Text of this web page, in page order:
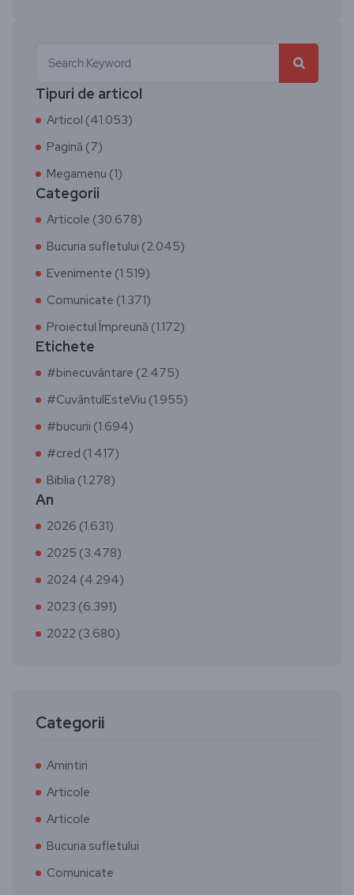
Tipuri de articol
Articol (41.053)
Pagină (7)
Megamenu (1)
Categorii
Articole (30.678)
Bucuria sufletului (2.045)
Evenimente (1.519)
Comunicate (1.371)
Proiectul Împreună (1.172)
Etichete
#binecuvântare (2.475)
#CuvântulEsteViu (1.955)
#bucurii (1.694)
#cred (1.417)
Biblia (1.278)
An
2026 (1.631)
2025 (3.478)
2024 (4.294)
2023 (6.391)
2022 (3.680)
Categorii
Amintiri
Articole
Articole
Bucuria sufletului
Comunicate